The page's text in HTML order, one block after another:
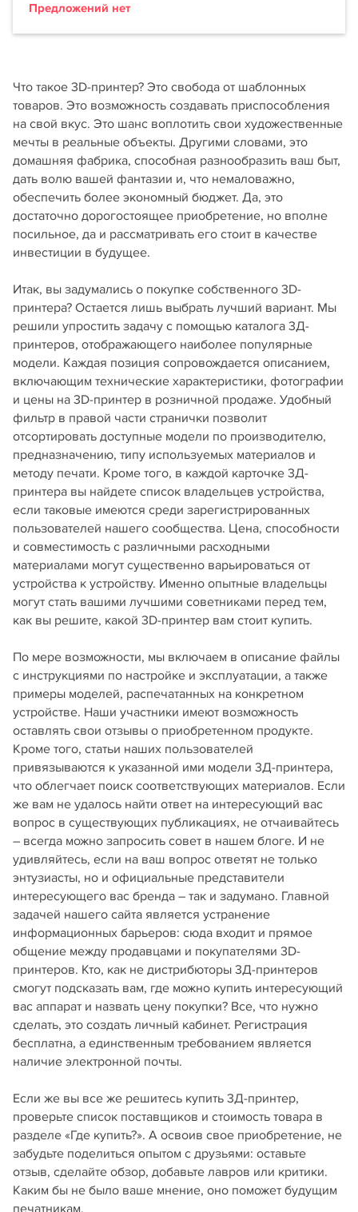
Предложений нет
Что такое 3D-принтер? Это свобода от шаблонных
товаров. Это возможность создавать приспособления
на свой вкус. Это шанс воплотить свои художественные
мечты в реальные объекты. Другими словами, это
домашняя фабрика, способная разнообразить ваш быт,
дать волю вашей фантазии и, что немаловажно,
обеспечить более экономный бюджет. Да, это
достаточно дорогостоящее приобретение, но вполне
посильное, да и рассматривать его стоит в качестве
инвестиции в будущее.
Итак, вы задумались о покупке собственного 3D-
принтера? Остается лишь выбрать лучший вариант. Мы
решили упростить задачу с помощью каталога 3Д-
принтеров, отображающего наиболее популярные
модели. Каждая позиция сопровождается описанием,
включающим технические характеристики, фотографии
и цены на 3D-принтер в розничной продаже. Удобный
фильтр в правой части странички позволит
отсортировать доступные модели по производителю,
предназначению, типу используемых материалов и
методу печати. Кроме того, в каждой карточке 3Д-
принтера вы найдете список владельцев устройства,
если таковые имеются среди зарегистрированных
пользователей нашего сообщества. Цена, способности
и совместимость с различными расходными
материалами могут существенно варьироваться от
устройства к устройству. Именно опытные владельцы
могут стать вашими лучшими советниками перед тем,
как вы решите, какой 3D-принтер вам стоит купить.
По мере возможности, мы включаем в описание файлы
с инструкциями по настройке и эксплуатации, а также
примеры моделей, распечатанных на конкретном
устройстве. Наши участники имеют возможность
оставлять свои отзывы о приобретенном продукте.
Кроме того, статьи наших пользователей
привязываются к указанной ими модели 3Д-принтера,
что облегчает поиск соответствующих материалов. Если
же вам не удалось найти ответ на интересующий вас
вопрос в существующих публикациях, не отчаивайтесь
– всегда можно запросить совет в нашем блоге. И не
удивляйтесь, если на ваш вопрос ответят не только
энтузиасты, но и официальные представители
интересующего вас бренда – так и задумано. Главной
задачей нашего сайта является устранение
информационных барьеров: сюда входит и прямое
общение между продавцами и покупателями 3D-
принтеров. Кто, как не дистрибюторы 3Д-принтеров
смогут подсказать вам, где можно купить интересующий
вас аппарат и назвать цену покупки? Все, что нужно
сделать, это создать личный кабинет. Регистрация
бесплатна, а единственным требованием является
наличие электронной почты.
Если же вы все же решитесь купить 3Д-принтер,
проверьте список поставщиков и стоимость товара в
разделе «Где купить?». А освоив свое приобретение, не
забудьте поделиться опытом с друзьями: оставьте
отзыв, сделайте обзор, добавьте лавров или критики.
Каким бы не было ваше мнение, оно поможет будущим
печатникам.